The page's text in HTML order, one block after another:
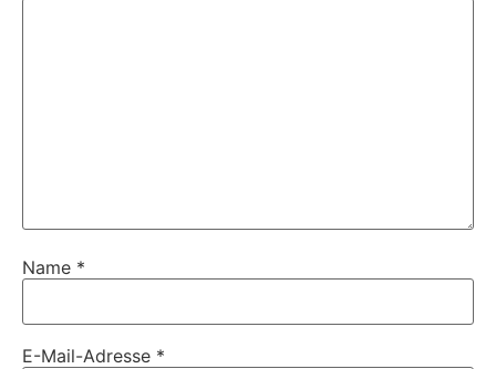
Name *
E-Mail-Adresse *